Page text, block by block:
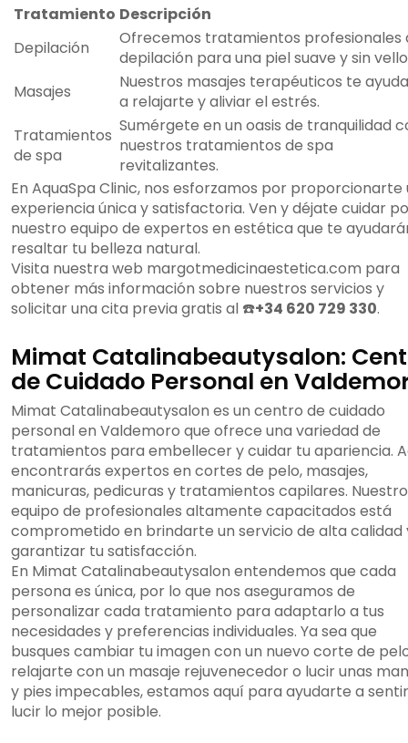
Tratamiento Descripción
Depilación
Ofrecemos tratamientos profesionales
depilación para una piel suave y sin
Masajes
Nuestros masajes terapéuticos te
a relajarte y aliviar el estrés.
Tratamientos
de spa
Sumérgete en un oasis de tranquilidad
nuestros tratamientos de spa
revitalizantes.
En AquaSpa Clinic, nos esforzamos por proporcionarte
experiencia única y satisfactoria. Ven y déjate cuidar
nuestro equipo de expertos en estética que te
resaltar tu belleza natural.
Visita nuestra web margotmedicinaestetica.com para
obtener más información sobre nuestros servicios y
solicitar una cita previa gratis al ☎️+34 620 729 330.
Mimat Catalinabeautysalon:
de Cuidado Personal en
Mimat Catalinabeautysalon es un centro de cuidado
personal en Valdemoro que ofrece una variedad de
tratamientos para embellecer y cuidar tu apariencia.
encontrarás expertos en cortes de pelo, masajes,
manicuras, pedicuras y tratamientos capilares. Nuestro
equipo de profesionales altamente capacitados está
comprometido en brindarte un servicio de alta calidad
garantizar tu satisfacción.
En Mimat Catalinabeautysalon entendemos que cada
persona es única, por lo que nos aseguramos de
personalizar cada tratamiento para adaptarlo a tus
necesidades y preferencias individuales. Ya sea que
busques cambiar tu imagen con un nuevo corte de
relajarte con un masaje rejuvenecedor o lucir unas
y pies impecables, estamos aquí para ayudarte a
lucir lo mejor posible.